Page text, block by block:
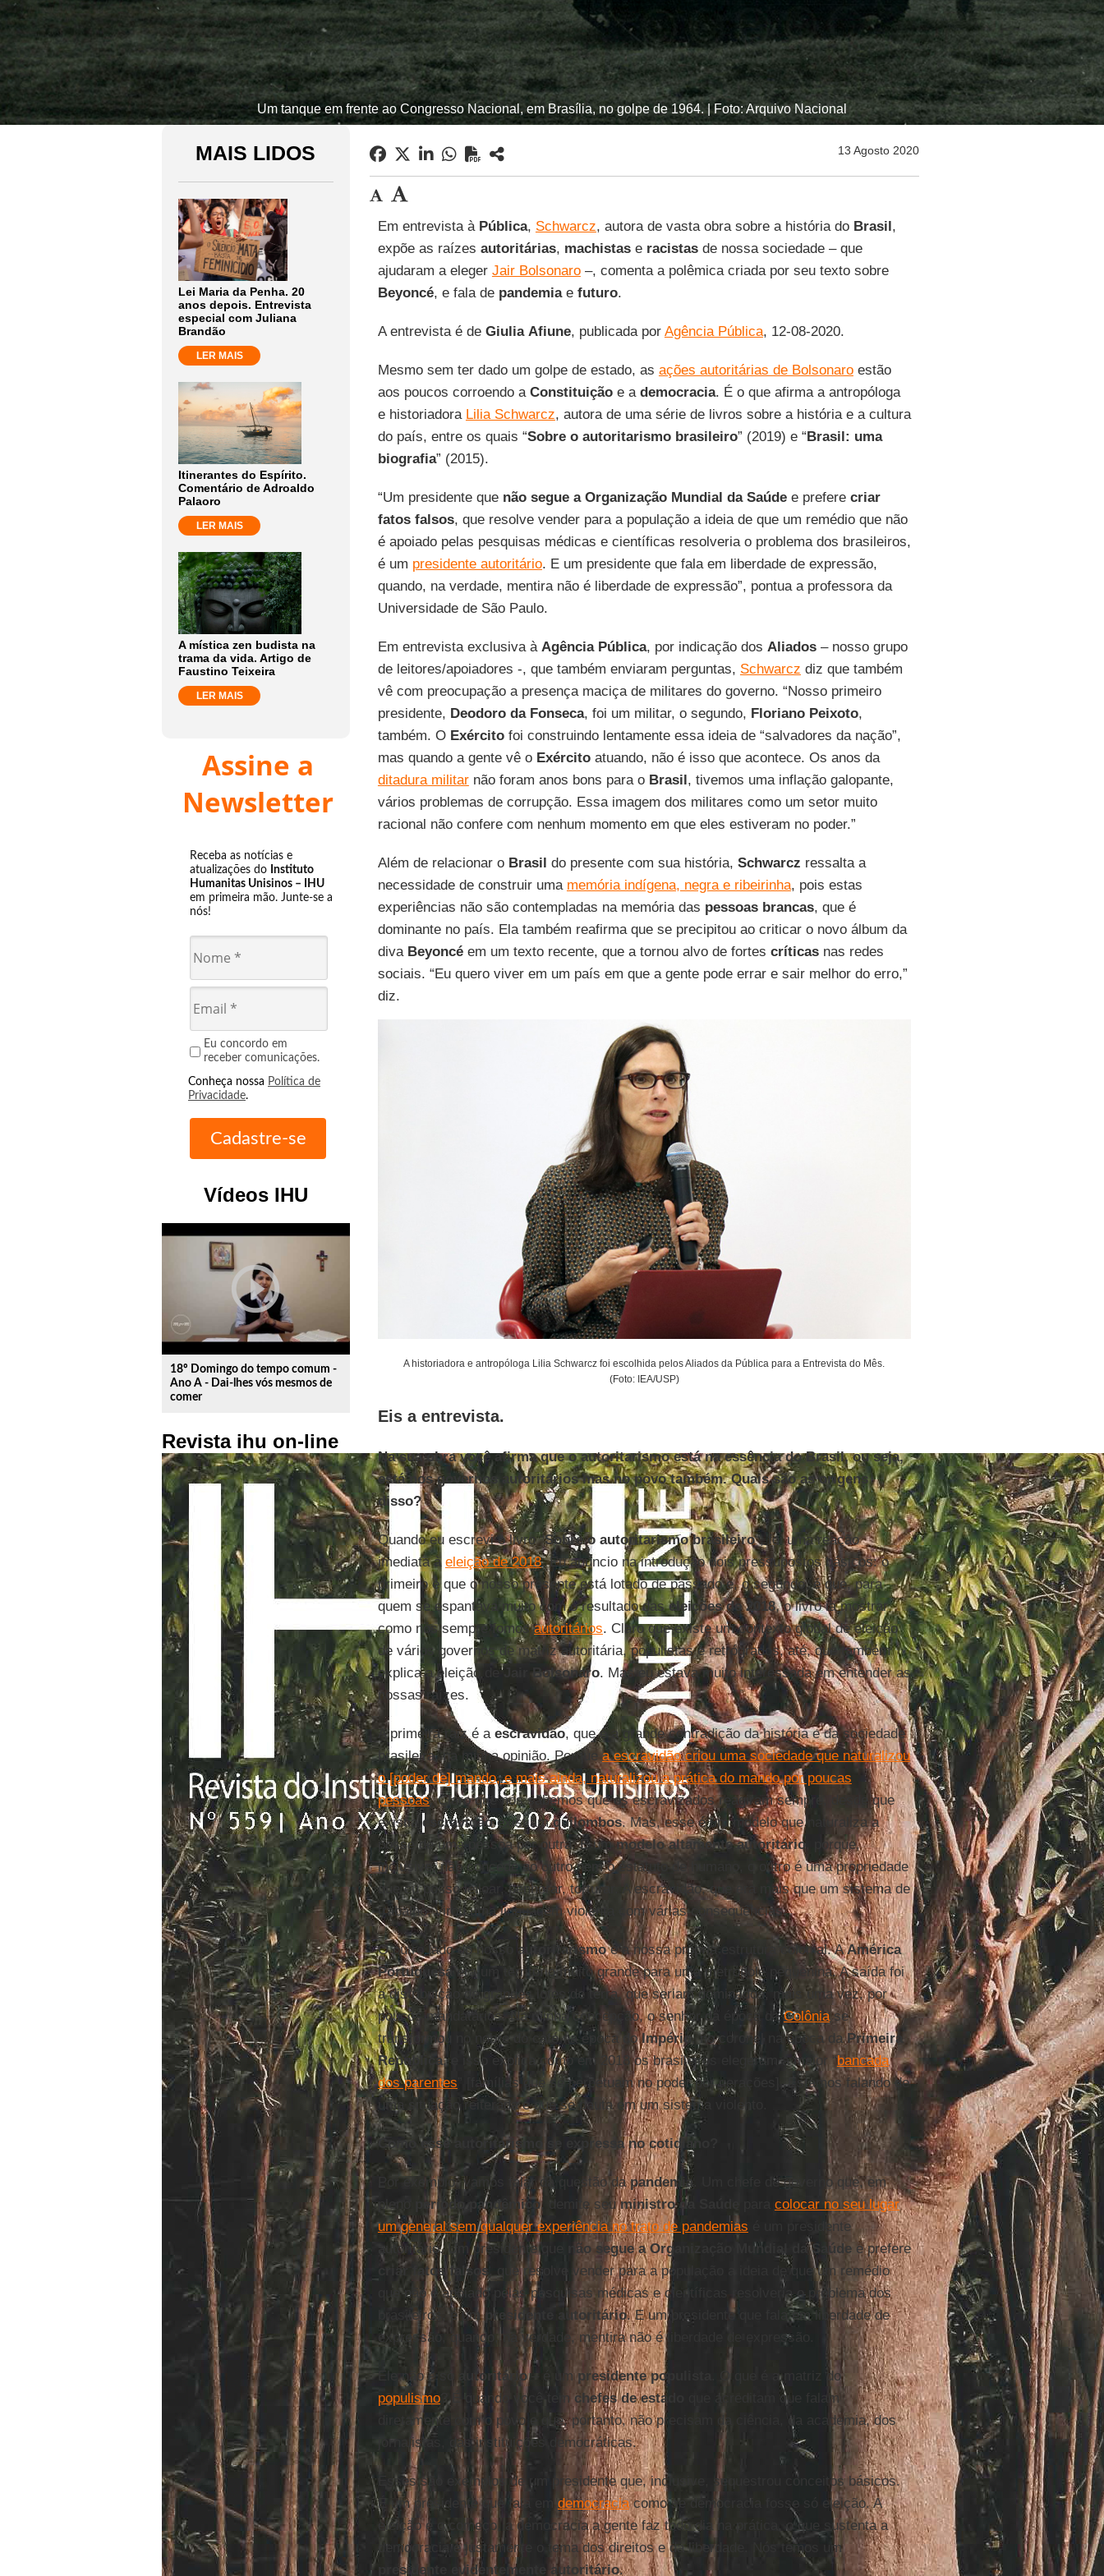
Um tanque em frente ao Congresso Nacional, em Brasília, no golpe de 1964. | Foto: Arquivo Nacional
MAIS LIDOS
Lei Maria da Penha. 20
anos depois. Entrevista
especial com Juliana
Brandão
LER MAIS
Itinerantes do Espírito.
Comentário de Adroaldo
Palaoro
LER MAIS
A mística zen budista na
trama da vida. Artigo de
Faustino Teixeira
LER MAIS
Assine a
Newsletter
Receba as notícias e
atualizações do Instituto
Humanitas Unisinos – IHU
em primeira mão. Junte-se a
nós!
Eu concordo em
receber comunicações.
Conheça nossa Política de
Privacidade.
Vídeos IHU
play_circle_outline
18º Domingo do tempo comum -
Ano A - Dai-lhes vós mesmos de
comer
Revista ihu on-line
13 Agosto 2020
Em entrevista à Pública, Schwarcz, autora de vasta obra sobre a história do Brasil,
expõe as raízes autoritárias, machistase racistasde nossa sociedade – que
ajudaram a eleger Jair Bolsonaro–, comenta a polêmica criada por seu texto sobre
Beyoncé, e fala de pandemiae futuro.
A entrevista é de Giulia Afiune, publicada por Agência Pública, 12-08-2020.
Mesmo sem ter dado um golpe de estado, as ações autoritárias de Bolsonaroestão
aos poucos corroendo a Constituiçãoe a democracia. É o que afirma a antropóloga
e historiadora Lilia Schwarcz, autora de uma série de livros sobre a história e a cultura
do país, entre os quais “Sobre o autoritarismo brasileiro” (2019) e “Brasil: uma
biografia” (2015).
“Um presidente que não segue a Organização Mundial da Saúdee prefere criar
fatos falsos, que resolve vender para a população a ideia de que um remédio que não
é apoiado pelas pesquisas médicas e científicas resolveria o problema dos brasileiros,
é um presidente autoritário. E um presidente que fala em liberdade de expressão,
quando, na verdade, mentira não é liberdade de expressão”, pontua a professora da
Universidade de São Paulo.
Em entrevista exclusiva à Agência Pública, por indicação dos Aliados– nosso grupo
de leitores/apoiadores -, que também enviaram perguntas, Schwarcz diz que também
vê com preocupação a presença maciça de militares do governo. “Nosso primeiro
presidente, Deodoro da Fonseca, foi um militar, o segundo, Floriano Peixoto,
também. O Exércitofoi construindo lentamente essa ideia de “salvadores da nação”,
mas quando a gente vê o Exércitoatuando, não é isso que acontece. Os anos da
ditadura militarnão foram anos bons para o Brasil, tivemos uma inflação galopante,
vários problemas de corrupção. Essa imagem dos militares como um setor muito
racional não confere com nenhum momento em que eles estiveram no poder.”
Além de relacionar o Brasil do presente com sua história, Schwarcz ressalta a
necessidade de construir uma memória indígena, negra e ribeirinha, pois estas
experiências não são contempladas na memória das pessoas brancas, que é
dominante no país. Ela também reafirma que se precipitou ao criticar o novo álbum da
diva Beyoncéem um texto recente, que a tornou alvo de fortes críticasnas redes
sociais. “Eu quero viver em um país em que a gente pode errar e sair melhor do erro,”
diz.
A historiadora e antropóloga Lilia Schwarcz foi escolhida pelos Aliados da Pública para a Entrevista do Mês.
(Foto: IEA/USP)
Eis a entrevista.
Na sua obra você afirma que o autoritarismo está na essência do Brasil, ou seja,
está nos governos autoritários mas no povo também. Quais são as origens
disso?
Quando eu escrevi o livro “Sobre o autoritarismo brasileiro“, foi uma reação
imediata à eleição de 2018. Eu anuncio na introdução dois pressupostos básicos: o
primeiro é que o nosso presente está lotado de passado e, o segundo, é que, para
quem se espantava muito com o resultado daseleições de 2018, o livro ia mostrar
como nós sempre fomosautoritários. Claro que existe um contexto global de eleição
de vários governos de matriz autoritária, populistas e retrógrados, até, que também
explica a eleição deJair Bolsonaro. Mas eu estava muito interessada em entender as
nossas raízes.
A primeira raiz é a escravidão, que é a grande contradição da história e da sociedade
brasileira, na minha opinião. Porquea escravidão criou uma sociedade que naturalizou
o [poder de] mando, e mais ainda, naturalizou a prática do mando por poucas
pessoas. Claro que nós sabemos que os escravizados reagiram sempre, desde que
existia escravidãoexistiamquilombos. Mas, esse é um modelo que naturaliza a
posse de uma pessoa por outra. É ummodelo altamente autoritário, porque,
inclusive, não concede ao outro nem o estatuto de humano, o outro é uma propriedade
que eu posso leiloar, penhorar, torturar. A escravidão, que era mais que um sistema de
trabalho, virou uma linguagem violenta com várias consequências.
O outro lado do nosso autoritarismoé a nossa própria estrutura colonial. AAmérica
Portuguesa era um território muito grande para uma metrópole pequenina. A saída foi
a distribuição de grandes lotes de terra, que seriam dominados, mais uma vez, por
poucos mandatários. Na minha concepção, o senhor da época daColôniase
transformou no nobre do café na época doImpério, no coronel na época daPrimeira
República, e isso explica como em 2018 os brasileiros elegeram a maior “bancada
dos parentes ” [famílias que se perpetuam no poder por gerações]. Estamos falando de
uma situação reiterada e que se pauta em um sistema violento.
Como esse autoritarismo se expressa no cotidiano?
Por exemplo, vamos falar da questão dapandemia. Um chefe de governo que, em
pleno
período pandêmico, demite seuministro da Saúde
colocar no seu lugar
um general sem qualquer experiência no trato de pandemias é um presidente
autoritário. Um presidente que
não segue a Organização Mundial da Saúdee prefere
criar fatos falsos
, que resolve vender para a população a ideia de que um remédio
que não é apoiado pelas pesquisas médicas e científicas resolveria o problema dos
brasileiros, é umpresidente autoritário. E um presidente que fala em liberdade de
expressão, quando, na verdade, mentira não é liberdade de expressão.
Ele não é só autoritário– é um presidente populista
. O que é a matriz do
populismo? É quando você tem chefes de estado
que acreditam que falam
diretamente com o povo e que, portanto, não precisam da ciência, da academia, dos
jornalistas, das instituições democráticas.
Esses são exemplos de um presidente que, inclusive, sequestrou conceitos básicos.
É um presidente que fala em democraciacomo se democracia fosse só eleição. A
eleição é o começo, a democracia a gente faz todo dia na prática, o que sustenta a
democracia é justamente o tema dos direitos e da liberdade. Nós temos um
presidente evidentemente autoritário.